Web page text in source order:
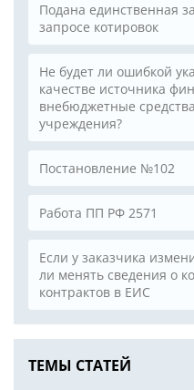
Подана единственная
запросе котировок
Не будет ли ошибкой
качестве источника
внебюджетные
учреждения?
Постановление №102
Работа ПП РФ 2571
Если у заказчика
ли менять сведения о
контрактов в ЕИС
ТЕМЫ СТАТЕЙ